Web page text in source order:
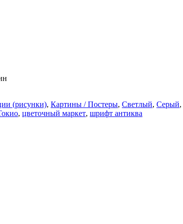
(рисунки), Картины / Постеры, Светлый, Серый,
, цветочный маркет, шрифт антиква